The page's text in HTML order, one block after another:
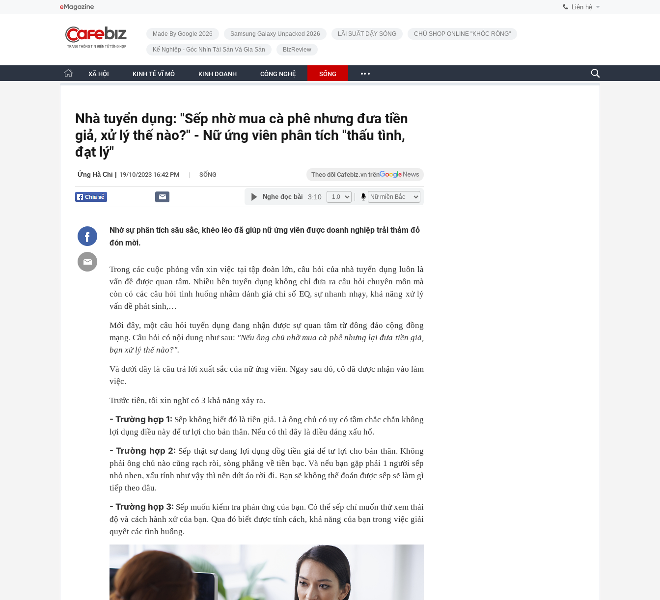
Liên hệ
CafeBiz - Trang chủ
Made By Google 2026 Samsung Galaxy Unpacked 2026 LÃI SUẤT DẬY SÓNG CHỦ SHOP ONLINE "KHÓC RÒNG"
Kế Nghiệp - Góc Nhìn Tài Sản Và Gia Sản BizReview
XÃ HỘI KINH TẾ VĨ MÔ KINH DOANH CÔNG NGHỆ SỐNG
Nhà tuyển dụng: "Sếp nhờ mua cà phê nhưng đưa tiền
giả, xử lý thế nào?" - Nữ ứng viên phân tích "thấu tình,
đạt lý"
Ứng Hà Chi 19/10/2023 16:42 PM | SỐNG Theo dõi Cafebiz.vn trên
Nghe đọc bài 3:10
Nhờ sự phân tích sâu sắc, khéo léo đã giúp nữ ứng viên được doanh nghiệp trải thảm đỏ
đón mời.
Trong các cuộc phỏng vấn xin việc tại tập đoàn lớn, câu hỏi của nhà tuyển dụng luôn là
vấn đề được quan tâm. Nhiều bên tuyển dụng không chỉ đưa ra câu hỏi chuyên môn mà
còn có các câu hỏi tình huống nhằm đánh giá chỉ số EQ, sự nhanh nhạy, khả năng xử lý
vấn đề phát sinh,…
Mới đây, một câu hỏi tuyển dụng đang nhận được sự quan tâm từ đông đảo cộng đồng
mạng. Câu hỏi có nội dung như sau: "Nếu ông chủ nhờ mua cà phê nhưng lại đưa tiền giả,
bạn xử lý thế nào?".
Và dưới đây là câu trả lời xuất sắc của nữ ứng viên. Ngay sau đó, cô đã được nhận vào làm
việc.
Trước tiên, tôi xin nghĩ có 3 khả năng xảy ra.
- Trường hợp 1: Sếp không biết đó là tiền giả. Là ông chủ có uy có tầm chắc chắn không
lợi dụng điều này để tư lợi cho bản thân. Nếu có thì đây là điều đáng xấu hổ.
- Trường hợp 2: Sếp thật sự đang lợi dụng đồg tiền giả để tư lợi cho bản thân. Không
phải ông chủ nào cũng rạch ròi, sòng phẳng về tiền bạc. Và nếu bạn gặp phải 1 người sếp
nhỏ nhen, xấu tính như vậy thì nên dứt áo rời đi. Bạn sẽ không thể đoán được sếp sẽ làm gì
tiếp theo đâu.
- Trường hợp 3: Sếp muốn kiểm tra phản ứng của bạn. Có thể sếp chỉ muốn thử xem thái
độ và cách hành xử của bạn. Qua đó biết được tính cách, khả năng của bạn trong việc giải
quyết các tình huống.